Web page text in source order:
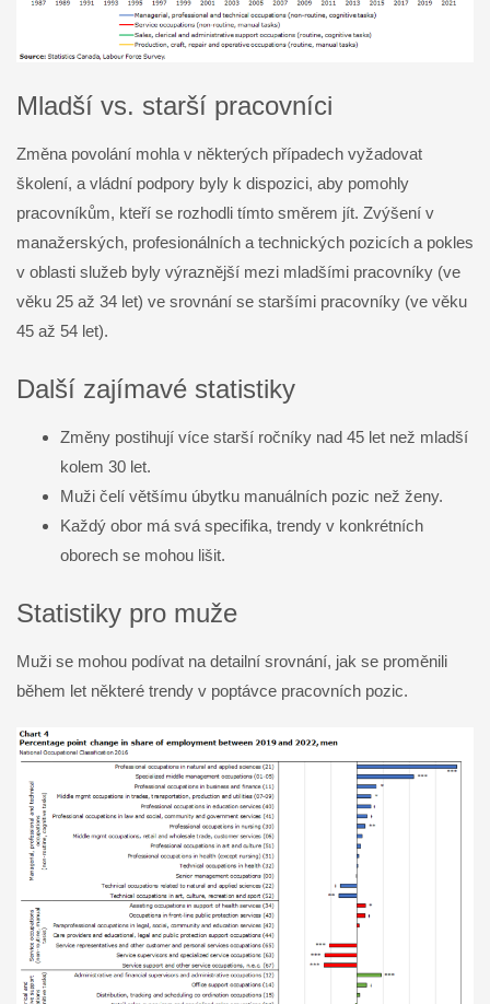
Mladší vs. starší pracovníci
Změna povolání mohla v některých případech vyžadovat
školení, a vládní podpory byly k dispozici, aby pomohly
pracovníkům, kteří se rozhodli tímto směrem jít. Zvýšení v
manažerských, profesionálních a technických pozicích a pokles
v oblasti služeb byly výraznější mezi mladšími pracovníky (ve
věku 25 až 34 let) ve srovnání se staršími pracovníky (ve věku
45 až 54 let).
Další zajímavé statistiky
Změny postihují více starší ročníky nad 45 let než mladší
kolem 30 let.
Muži čelí většímu úbytku manuálních pozic než ženy.
Každý obor má svá specifika, trendy v konkrétních
oborech se mohou lišit.
Statistiky pro muže
Muži se mohou podívat na detailní srovnání, jak se proměnili
během let některé trendy v poptávce pracovních pozic.